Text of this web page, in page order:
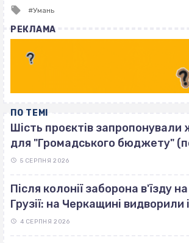
Tagged
Умань
РЕКЛАМА
ПО ТЕМІ
Шість проєктів запропонували
для "Громадського бюджету"
5 СЕРПНЯ 2026
Після колонії заборона в'їзду на
Грузії: на Черкащині видворили
4 СЕРПНЯ 2026